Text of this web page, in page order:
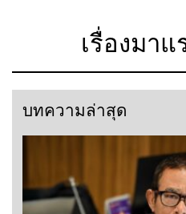
เรื่องมาแ
บทความล่าสุด